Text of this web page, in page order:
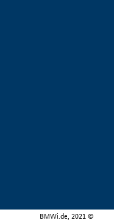
BMWi.de, 2021 ©